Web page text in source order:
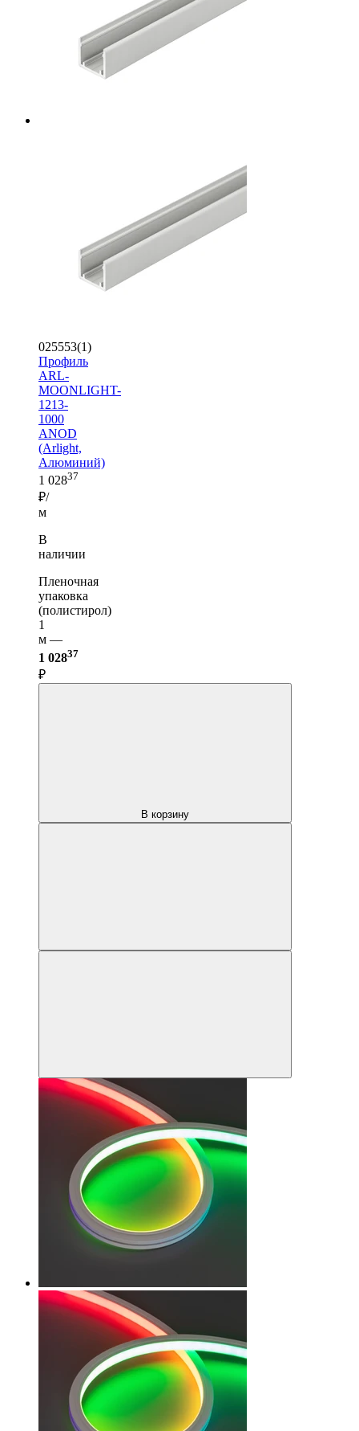
025553(1)
Профиль
ARL-
MOONLIGHT-
1213-
1000
ANOD
(Arlight,
Алюминий)
1 02837
₽/
м
В
наличии
Пленочная
упаковка
(полистирол)
1
м —
1 02837
₽
В корзину